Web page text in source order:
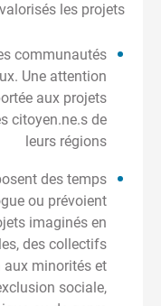
valorisés les projets :
communautés
Une attention
aux projets
citoyen.ne.s de
leurs régions
des temps
ou prévoient
imaginés en
des collectifs
minorités et
sociale,